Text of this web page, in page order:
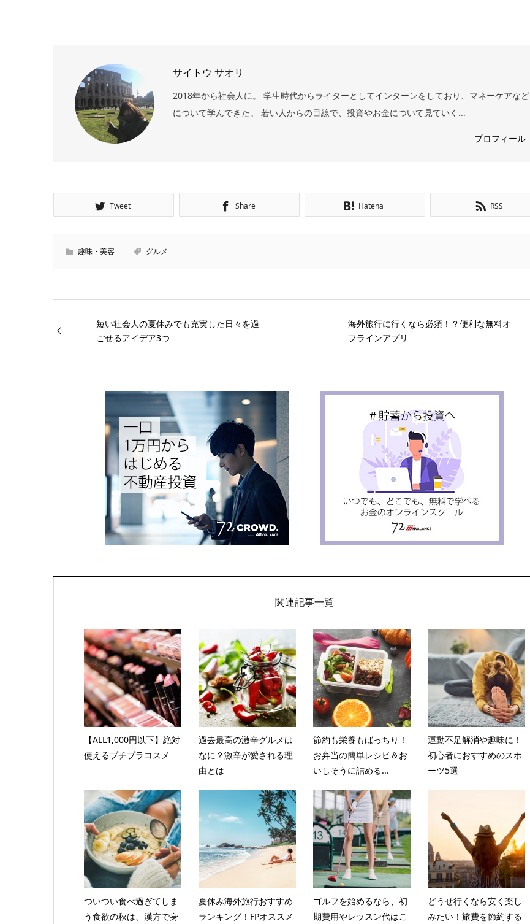
サイトウ サオリ
2018年から社会人に。 学生時代からライターとしてインターンをしており、マネーケアなど
について学んできた。 若い人からの目線で、投資やお金について見ていく...
プロフィール
Tweet Share Hatena RSS
趣味・美容 グルメ
短い社会人の夏休みでも充実した日々を過
ごせるアイデア3つ
海外旅行に行くなら必須！？便利な無料オ
フラインアプリ
関連記事一覧
【ALL1,000円以下】絶対
使えるプチプラコスメ
過去最高の激辛グルメは
なに？激辛が愛される理
由とは
節約も栄養もばっちり！
お弁当の簡単レシピ＆お
いしそうに詰める...
運動不足解消や趣味に！
初心者におすすめのスポ
ーツ5選
ついつい食べ過ぎてしま
う食欲の秋は、漢方で身
夏休み海外旅行おすすめ
ランキング！FPオススメ
ゴルフを始めるなら、初
期費用やレッスン代はこ
どうせ行くなら安く楽し
みたい！旅費を節約する